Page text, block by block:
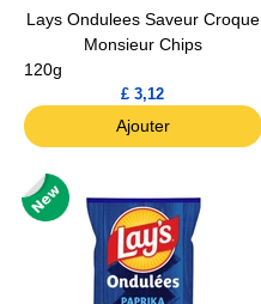
Lays Ondulees Saveur Croque
Monsieur Chips
120g
£ 3,12
Ajouter